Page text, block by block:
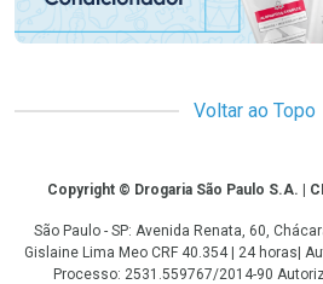
Voltar ao Topo
CopyrightCopyright © Drogaria São Paulo S.A. |
São Paulo - SP: Avenida Renata, 60,
Gislaine Lima Meo CRF 40.354 | 24 horas|
Processo: 2531.559767/2014-90